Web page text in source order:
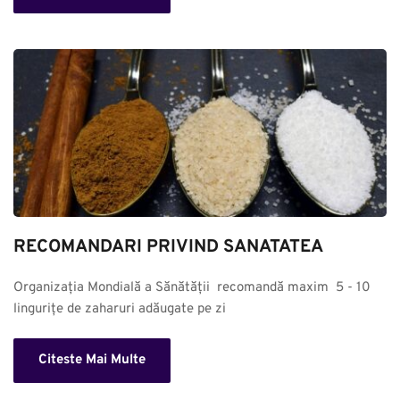
RECOMANDARI PRIVIND SANATATEA
Organizația Mondială a Sănătății  recomandă maxim  5 - 10
lingurițe de zaharuri adăugate pe zi
Citeste Mai Multe